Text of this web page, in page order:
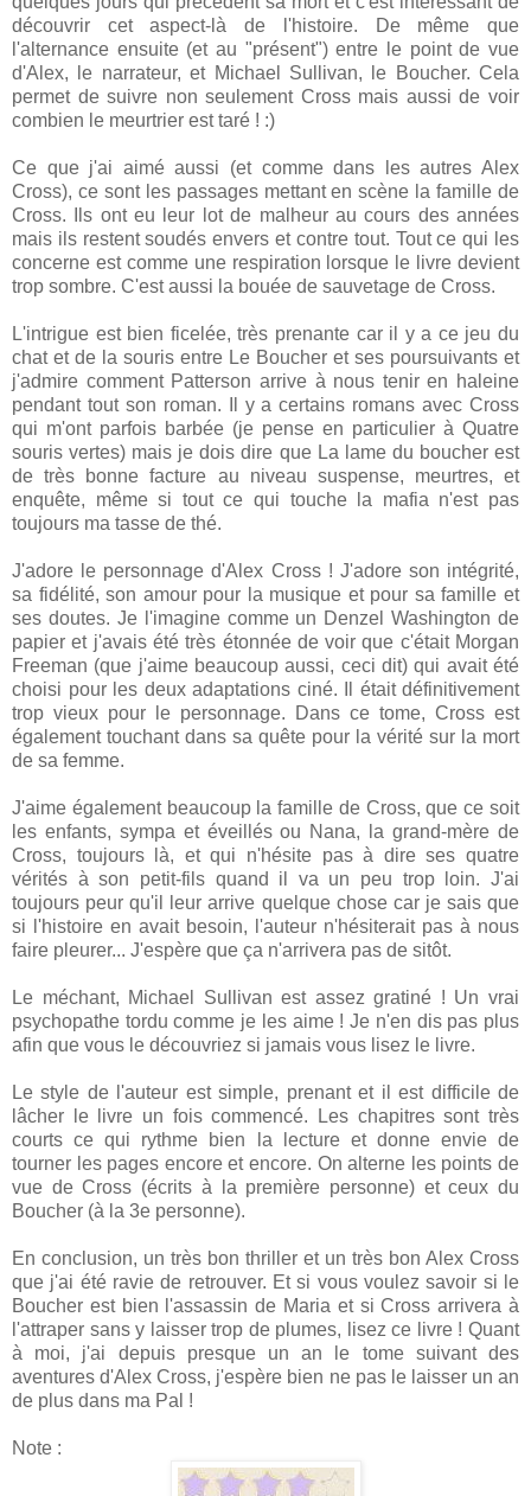
découvrir cet aspect-là de l'histoire. De même que
l'alternance ensuite (et au "présent") entre le point de vue
d'Alex, le narrateur, et Michael Sullivan, le Boucher. Cela
permet de suivre non seulement Cross mais aussi de voir
combien le meurtrier est taré ! :)
Ce que j'ai aimé aussi (et comme dans les autres Alex
Cross), ce sont les passages mettant en scène la famille de
Cross. Ils ont eu leur lot de malheur au cours des années
mais ils restent soudés envers et contre tout. Tout ce qui les
concerne est comme une respiration lorsque le livre devient
trop sombre. C'est aussi la bouée de sauvetage de Cross.
L'intrigue est bien ficelée, très prenante car il y a ce jeu du
chat et de la souris entre Le Boucher et ses poursuivants et
j'admire comment Patterson arrive à nous tenir en haleine
pendant tout son roman. Il y a certains romans avec Cross
qui m'ont parfois barbée (je pense en particulier à Quatre
souris vertes) mais je dois dire que La lame du boucher est
de très bonne facture au niveau suspense, meurtres, et
enquête, même si tout ce qui touche la mafia n'est pas
toujours ma tasse de thé.
J'adore le personnage d'Alex Cross ! J'adore son intégrité,
sa fidélité, son amour pour la musique et pour sa famille et
ses doutes. Je l'imagine comme un Denzel Washington de
papier et j'avais été très étonnée de voir que c'était Morgan
Freeman (que j'aime beaucoup aussi, ceci dit) qui avait été
choisi pour les deux adaptations ciné. Il était définitivement
trop vieux pour le personnage. Dans ce tome, Cross est
également touchant dans sa quête pour la vérité sur la mort
de sa femme.
J'aime également beaucoup la famille de Cross, que ce soit
les enfants, sympa et éveillés ou Nana, la grand-mère de
Cross, toujours là, et qui n'hésite pas à dire ses quatre
vérités à son petit-fils quand il va un peu trop loin. J'ai
toujours peur qu'il leur arrive quelque chose car je sais que
si l'histoire en avait besoin, l'auteur n'hésiterait pas à nous
faire pleurer... J'espère que ça n'arrivera pas de sitôt.
Le méchant, Michael Sullivan est assez gratiné ! Un vrai
psychopathe tordu comme je les aime ! Je n'en dis pas plus
afin que vous le découvriez si jamais vous lisez le livre.
Le style de l'auteur est simple, prenant et il est difficile de
lâcher le livre un fois commencé. Les chapitres sont très
courts ce qui rythme bien la lecture et donne envie de
tourner les pages encore et encore. On alterne les points de
vue de Cross (écrits à la première personne) et ceux du
Boucher (à la 3e personne).
En conclusion, un très bon thriller et un très bon Alex Cross
que j'ai été ravie de retrouver. Et si vous voulez savoir si le
Boucher est bien l'assassin de Maria et si Cross arrivera à
l'attraper sans y laisser trop de plumes, lisez ce livre ! Quant
à moi, j'ai depuis presque un an le tome suivant des
aventures d'Alex Cross, j'espère bien ne pas le laisser un an
de plus dans ma Pal !
Note :